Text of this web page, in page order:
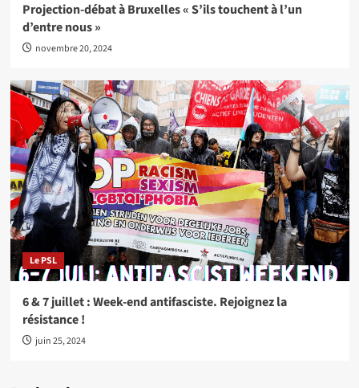
Projection-débat à Bruxelles « S’ils touchent à l’un
d’entre nous »
novembre 20, 2024
Le PSL
6 & 7 juillet : Week-end antifasciste. Rejoignez la
résistance !
juin 25, 2024